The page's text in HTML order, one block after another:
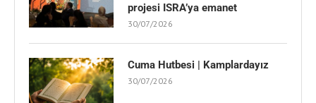
projesi ISRA’ya emanet
30/07/2026
Cuma Hutbesi | Kamplardayız
30/07/2026